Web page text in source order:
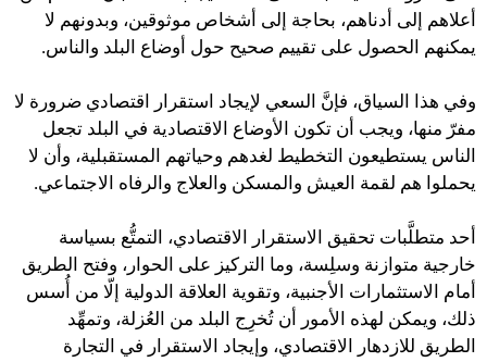
أعلاهم إلى أدناهم، بحاجة إلى أشخاص موثوقين، وبدونهم لا
يمكنهم الحصول على تقييم صحيح حول أوضاع البلد والناس.
وفي هذا السياق، فإنَّ السعي لإيجاد استقرار اقتصادي ضرورة لا
مفرّ منها، ويجب أن تكون الأوضاع الاقتصادية في البلد تجعل
الناس يستطيعون التخطيط لغدهم وحياتهم المستقبلية، وأن لا
يحملوا هم لقمة العيش والمسكن والعلاج والرفاه الاجتماعي.
أحد متطلَّبات تحقيق الاستقرار الاقتصادي، التمتُّع بسياسة
خارجية متوازنة وسلِسة، وما التركيز على الحوار، وفتح الطريق
أمام الاستثمارات الأجنبية، وتقوية العلاقة الدولية إلّا من أُسس
ذلك، ويمكن لهذه الأمور أن تُخرِج البلد من العُزلة، وتمهِّد
الطريق للازدهار الاقتصادي، وإيجاد الاستقرار في التجارة